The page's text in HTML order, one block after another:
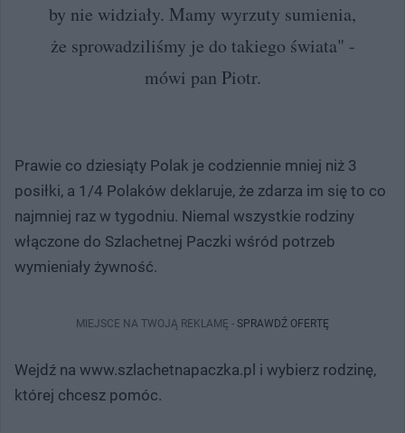
by nie widziały. Mamy wyrzuty sumienia,
że sprowadziliśmy je do takiego świata" -
mówi pan Piotr.
Prawie co dziesiąty Polak je codziennie mniej niż 3
posiłki, a 1/4 Polaków deklaruje, że zdarza im się to co
najmniej raz w tygodniu. Niemal wszystkie rodziny
włączone do Szlachetnej Paczki wśród potrzeb
wymieniały żywność.
MIEJSCE NA TWOJĄ REKLAMĘ - SPRAWDŹ OFERTĘ
Wejdź na www.szlachetnapaczka.pl i wybierz rodzinę,
której chcesz pomóc.